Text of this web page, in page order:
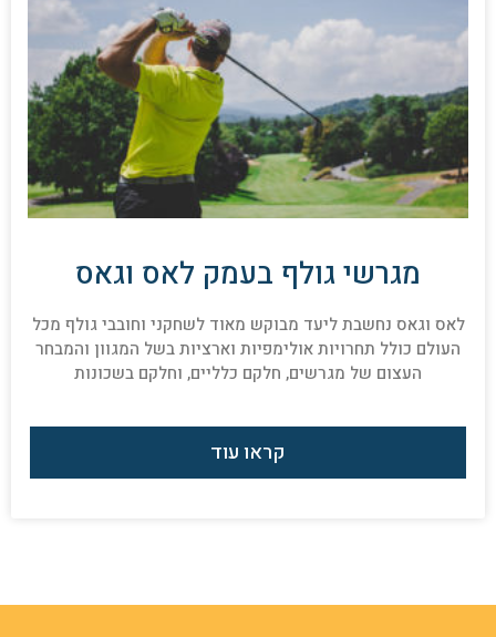
מגרשי גולף בעמק לאס וגאס
לאס וגאס נחשבת ליעד מבוקש מאוד לשחקני וחובבי גולף מכל
העולם כולל תחרויות אולימפיות וארציות בשל המגוון והמבחר
העצום של מגרשים, חלקם כלליים, וחלקם בשכונות
קראו עוד